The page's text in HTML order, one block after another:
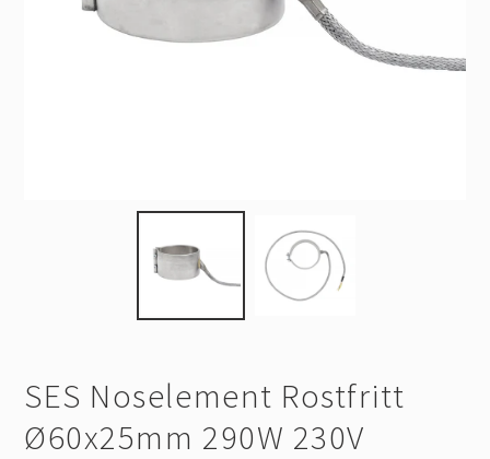
SES Noselement Rostfritt
Ø60x25mm 290W 230V